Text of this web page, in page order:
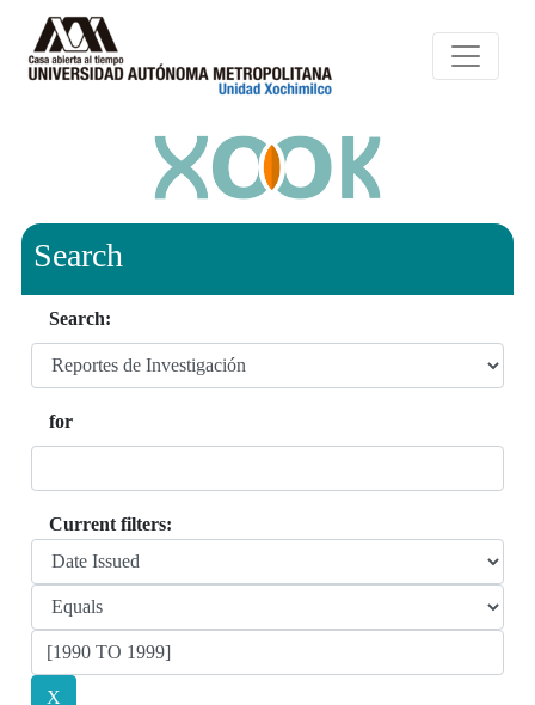
Search
Search:
for
Current filters: